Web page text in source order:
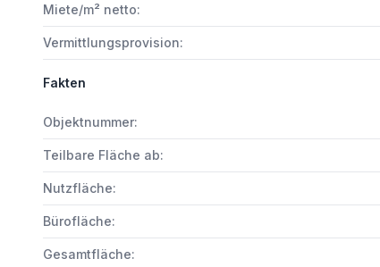
Miete/m² netto:
Vermittlungsprovision:
Fakten
Objektnummer:
Teilbare Fläche ab:
Nutzfläche:
Bürofläche:
Gesamtfläche: